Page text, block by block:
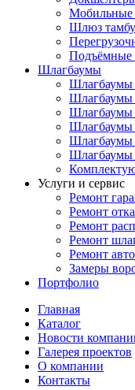
Шлюз
Подъёмные
Шлагбаумы
Шлагбаумы
Шлагбаумы
Шлагбаумы
Шлагбаумы
Шлагбаумы
Шлагбаумы
Услуги и сервис
Ремонт
Ремонт
Ремонт
Ремонт
Ремонт
Замеры
Портфолио
Главная
Каталог
Новости
Галерея проектов
О компании
Контакты